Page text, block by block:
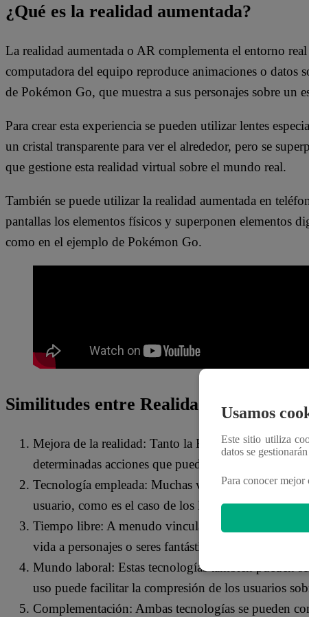
¿Qué es la realidad aumentada?
La realidad aumentada o AR complementa el entorno
computadora del equipo reproduce animaciones o datos
de Pokémon Go, que muestra a sus personajes sobre un
Para crear esta experiencia se pueden utilizar lentes
un cristal transparente para ver el alrededor, pero se
que gestione esta realidad virtual sobre el mundo real.
También se puede utilizar la realidad aumentada en
pantallas los elementos físicos y superponen elementos
como en el ejemplo de Pokémon Go.
Similitudes entre Realidad Virtual y
Mejora de la realidad: Tanto la Realidad Virtual
determinadas acciones que pueden vivir en la vida
Tecnología empleada: Muchas veces vemos a
usuario, como es el caso de los lentes, aunque
Tiempo libre: A menudo vinculamos a la RV o RA
vida a personajes o seres fantásticos bajo el control
Mundo laboral: Estas tecnologías también pueden
uso puede facilitar la compresión de los usuarios
Complementación: Ambas tecnologías se pueden
Usamos
Este sitio utiliza
datos se
Para conocer mejor